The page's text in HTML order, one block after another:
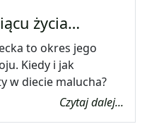
życia…
to okres jego
Kiedy i jak
w diecie malucha?
Czytaj dalej...